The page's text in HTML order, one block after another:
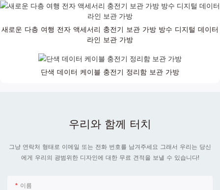
새로운 다층 여행 전자 액세서리 충전기 보관 가방 방수 디지털 데이터
라인 보관 가방
단색 데이터 케이블 충전기 정리함 보관 가방
우리와 함께 터치
그냥 연락처 형태로 이메일 또는 전화 번호를 남겨주세요 그래서 우리는 당신
에게 우리의 광범위한 디자인에 대한 무료 견적을 보낼 수 있습니다!
이름